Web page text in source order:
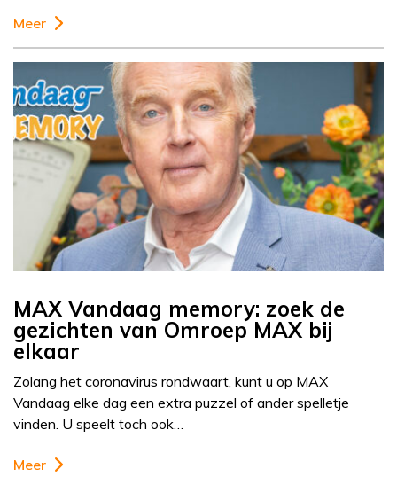
Meer
MAX Vandaag memory: zoek de
gezichten van Omroep MAX bij
elkaar
Zolang het coronavirus rondwaart, kunt u op MAX
Vandaag elke dag een extra puzzel of ander spelletje
vinden. U speelt toch ook…
Meer